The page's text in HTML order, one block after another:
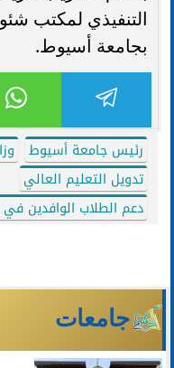
التنفيذي لمكتب
بجامعة أسيوط.
رئيس جامعة أسيوط
تدويل التعليم العالي
دعم الطلاب الوافدين في
جامعات